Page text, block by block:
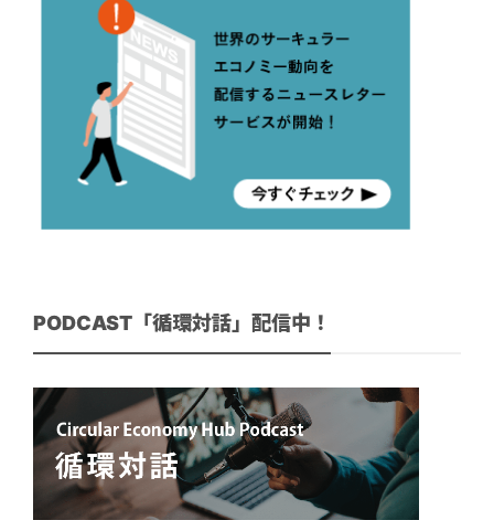
PODCAST「循環対話」配信中！